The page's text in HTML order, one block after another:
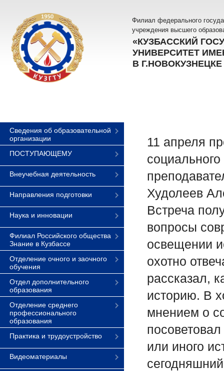
Филиал федерального
учреждения высшего
«КУЗБАССКИЙ
УНИВЕРСИТЕТ
В Г.НОВОКУЗНЕЦКЕ
Сведения об образовательной
организации
ПОСТУПАЮЩЕМУ
Внеучебная деятельность
Направления подготовки
Наука и инновации
Филиал Российского общества
Знание в Кузбассе
Отделение очного и заочного
обучения
Отдел дополнительного
образования
Отделение среднего
профессионального
образования
Практика и трудоустройство
Видеоматериалы
11 апреля
Худолеев
Встреча
вопросы
освещении
охотно
рассказал,
историю. В
мнением о
или иного